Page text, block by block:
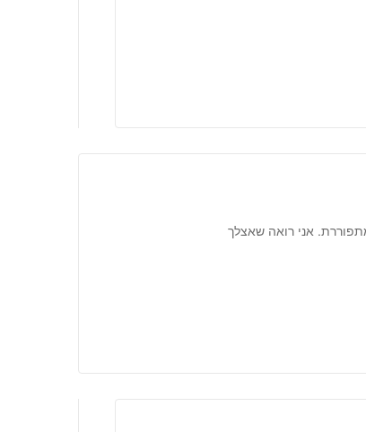
אני רואה שאצלך